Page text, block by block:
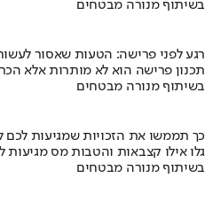
בשיתוף מנורה מבטחים
רגע לפני פרישה: הטעות שאסור
תכנון פרישה הוא לא מותרות אלא
בשיתוף מנורה מבטחים
כך תממשו את הזכויות שמגיעות לכם
גלו אילו קצבאות והטבות מס מגיעות
בשיתוף מנורה מבטחים